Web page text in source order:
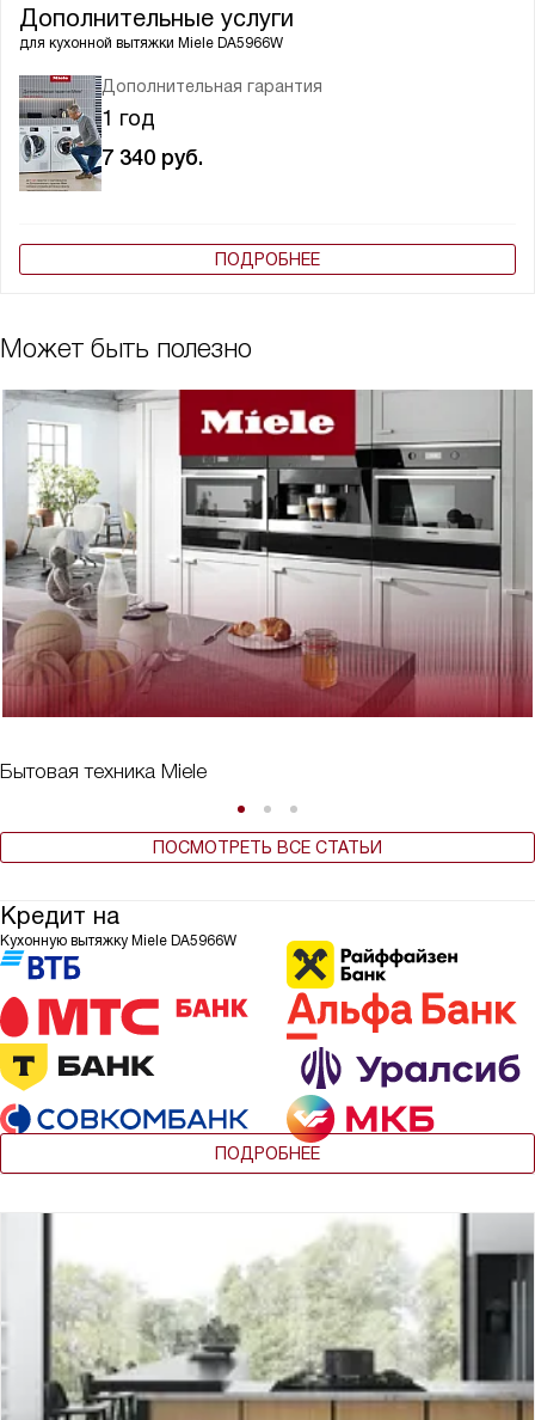
Дополнительные услуги
для кухонной вытяжки Miele DA5966W
Дополнительная гарантия
1 год
7 340 руб.
ПОДРОБНЕЕ
Может быть полезно
Бытовая техника Miele
ПОСМОТРЕТЬ ВСЕ СТАТЬИ
Кредит на
Кухонную вытяжку Miele DA5966W
ПОДРОБНЕЕ